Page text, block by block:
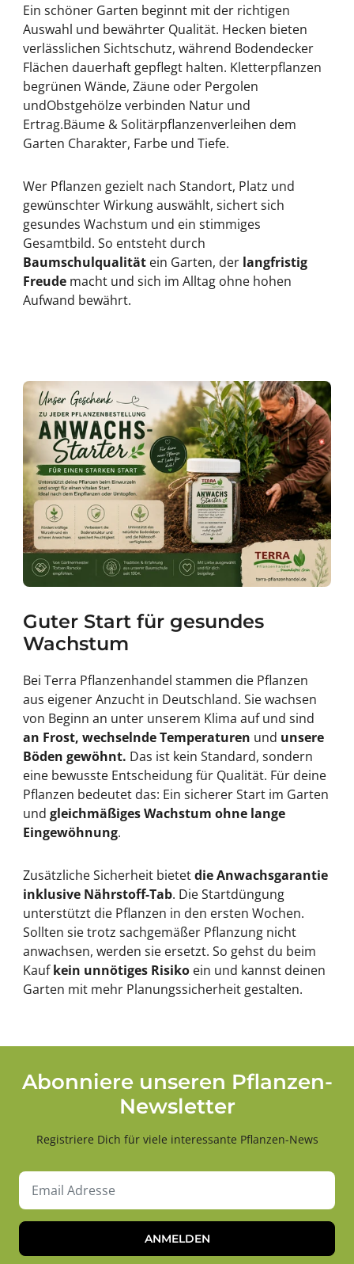
Ein schöner Garten beginnt mit der richtigen
Auswahl und bewährter Qualität. Hecken bieten
verlässlichen Sichtschutz, während Bodendecker
Flächen dauerhaft gepflegt halten. Kletterpflanzen
begrünen Wände, Zäune oder Pergolen
undObstgehölzeverbinden Natur und
Ertrag.Bäume & Solitärpflanzenverleihen dem
Garten Charakter, Farbe und Tiefe.
Wer Pflanzen gezielt nach Standort, Platz und
gewünschter Wirkung auswählt, sichert sich
gesundes Wachstum und ein stimmiges
Gesamtbild. So entsteht durch
Baumschulqualitätein Garten, der langfristig
Freude macht und sich im Alltag ohne hohen
Aufwand bewährt.
Guter Start für gesundes
Wachstum
Bei Terra Pflanzenhandel stammen die Pflanzen
aus eigener Anzucht in Deutschland. Sie wachsen
von Beginn an unter unserem Klima auf und sind
an Frost, wechselnde Temperaturen und unsere
Böden gewöhnt. Das ist kein Standard, sondern
eine bewusste Entscheidung für Qualität. Für deine
Pflanzen bedeutet das: Ein sicherer Start im Garten
und gleichmäßiges Wachstum ohne lange
Eingewöhnung.
Zusätzliche Sicherheit bietetdie Anwachsgarantie
inklusive Nährstoff-Tab. Die Startdüngung
unterstützt die Pflanzen in den ersten Wochen.
Sollten sie trotz sachgemäßer Pflanzung nicht
anwachsen, werden sie ersetzt. So gehst du beim
Kaufkein unnötiges Risiko ein und kannst deinen
Garten mit mehr Planungssicherheit gestalten.
Abonniere unseren Pflanzen-
Newsletter
Registriere Dich für viele interessante Pflanzen-News
ANMELDEN